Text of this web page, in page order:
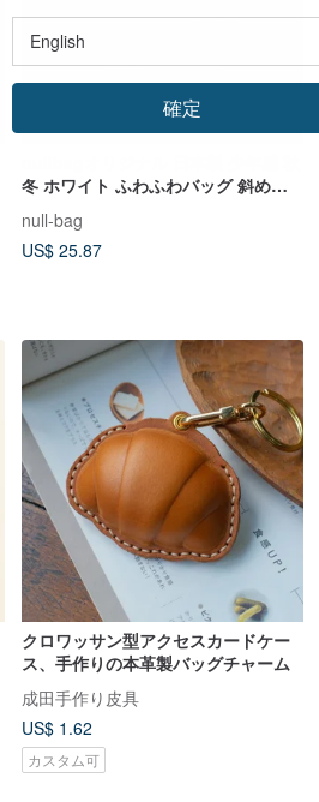
冬 ホワイト ふわふわバッグ 斜め掛
ッフル
null-bag
US$ 25.87
クロワッサン型アクセスカードケー
ス、手作りの本革製バッグチャーム
成田手作り皮具
US$ 1.62
カスタム可
確定